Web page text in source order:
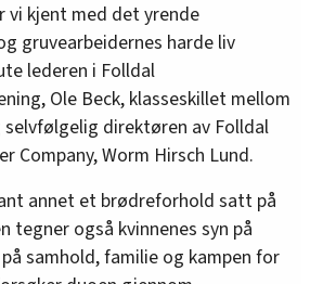
vi kjent med det yrende
gruvearbeidernes harde liv
lederen i Folldal
Ole Beck, klasseskillet mellom
direktøren av Folldal
Company, Worm Hirsch Lund.
annet et brødreforhold satt på
tegner også kvinnenes syn på
samhold, familie og kampen for